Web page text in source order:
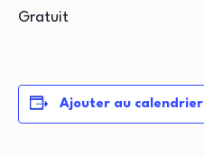
Gratuit
Ajouter au calendrier